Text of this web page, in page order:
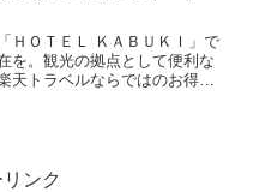
ＨＯＴＥＬ ＫＡＢＵＫＩ」で
を。観光の拠点として便利な
天トラベルならではのお得な
ンク